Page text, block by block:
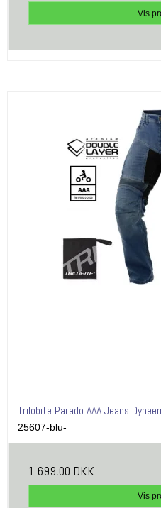
Vis
Trilobite Parado AAA Jeans
25607-blu-
1.699,00 DKK
Vis